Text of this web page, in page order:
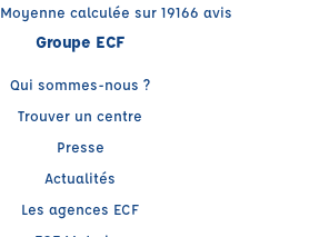
Moyenne calculée sur 19166 avis
Groupe ECF
Qui sommes-nous ?
Trouver un centre
Presse
Actualités
Les agences ECF